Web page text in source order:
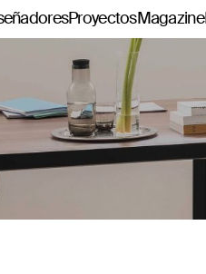
ProyectosMagazine
Tria114